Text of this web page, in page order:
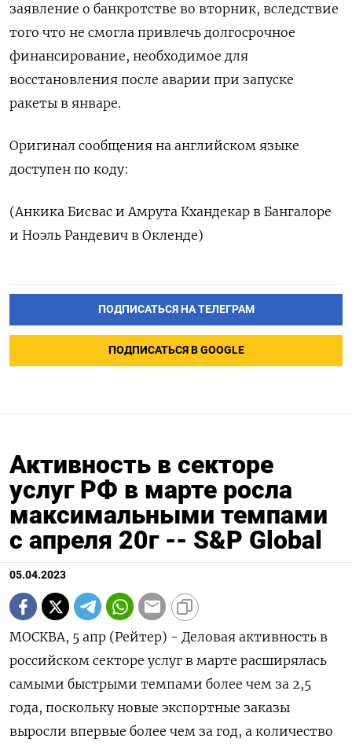
заявление о банкротстве во вторник, вследствие
того что не смогла привлечь долгосрочное
финансирование, необходимое для
восстановления после аварии при запуске
ракеты в январе.
Оригинал сообщения на английском языке
доступен по коду:
(Анкика Бисвас и Амрута Кхандекар в Бангалоре
и Ноэль Рандевич в Окленде)
ПОДПИСАТЬСЯ НА ТЕЛЕГРАМ
ПОДПИСАТЬСЯ В GOOGLE
Активность в секторе
услуг РФ в марте росла
максимальными темпами
с апреля 20г -- S&P Global
05.04.2023
МОСКВА, 5 апр (Рейтер) - Деловая активность в
российском секторе услуг в марте расширялась
самыми быстрыми темпами более чем за 2,5
года, поскольку новые экспортные заказы
выросли впервые более чем за год, а количество